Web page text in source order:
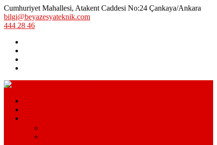
Cumhuriyet Mahallesi, Atakent Caddesi No:24 Çankaya/Ankara
bilgi@beyazesyateknik.com
444 28 46